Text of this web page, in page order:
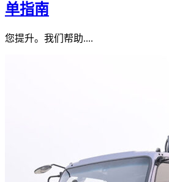
单指南
您提升。我们帮助....